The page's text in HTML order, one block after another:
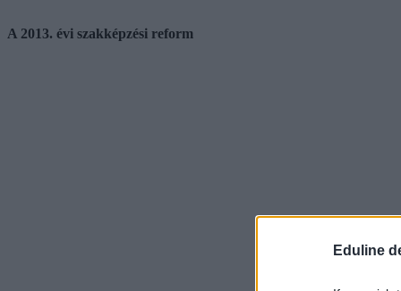
Eduline
A 2013. évi szakképzési reform